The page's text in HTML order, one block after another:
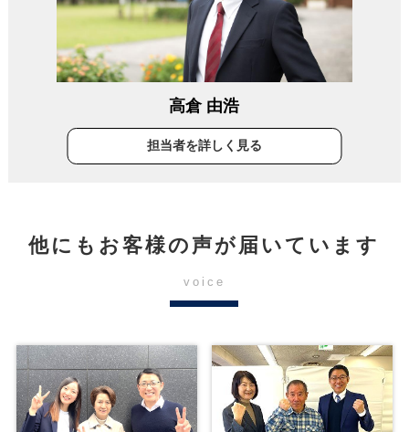
高倉 由浩
担当者を詳しく見る
他にもお客様の声が届いています
voice